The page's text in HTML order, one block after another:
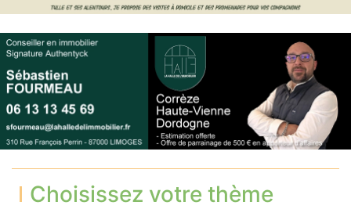
Choisissez votre thème